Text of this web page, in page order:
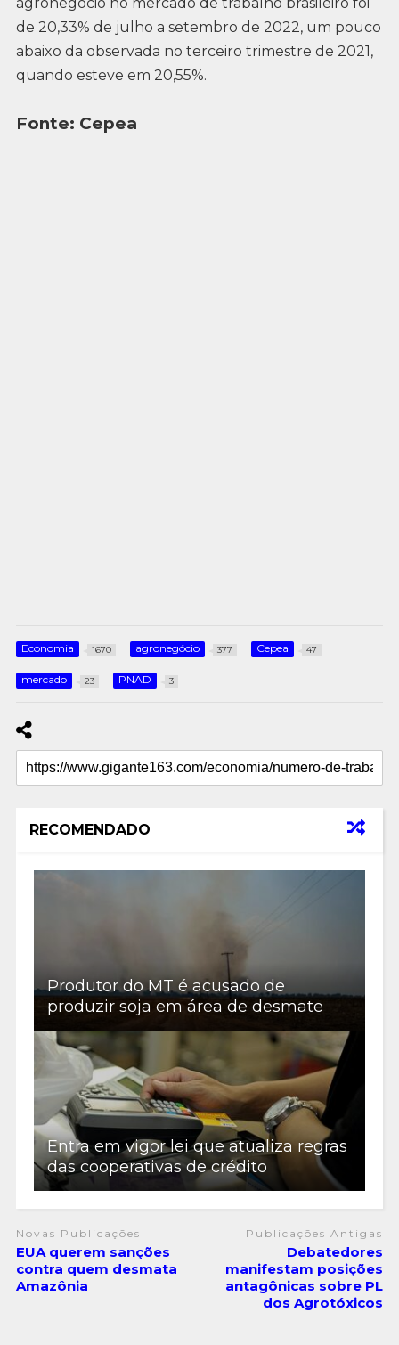
de 20,33% de julho a setembro de 2022, um pouco
abaixo da observada no terceiro trimestre de 2021,
quando esteve em 20,55%.
Fonte: Cepea
Economia 1670 agronegócio 377 Cepea 47
mercado 23 PNAD 3
RECOMENDADO
Produtor do MT é acusado de
produzir soja em área de desmate
Entra em vigor lei que atualiza regras
das cooperativas de crédito
Novas Publicações
EUA querem sanções
contra quem desmata
Amazônia
Publicações Antigas
Debatedores
manifestam posições
antagônicas sobre PL
dos Agrotóxicos